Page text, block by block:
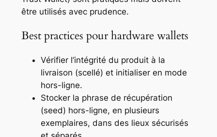
être utilisés avec prudence.
Best practices pour hardware wallets
Vérifier l’intégrité du produit à la
livraison (scellé) et initialiser en mode
hors-ligne.
Stocker la phrase de récupération
(seed) hors-ligne, en plusieurs
exemplaires, dans des lieux sécurisés